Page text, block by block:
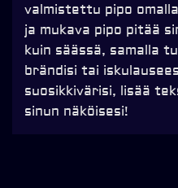
valmistettu pipo
ja mukava pipo pitää
kuin säässä, samalla
brändisi tai
suosikkivärisi, lisää
sinun näköisesi!